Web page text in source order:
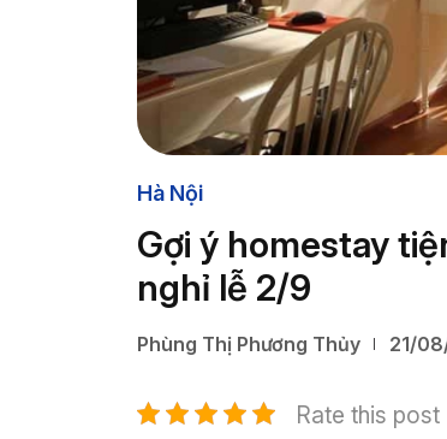
Hà Nội
Gợi ý homestay
nghỉ lễ 2/9
Phùng Thị Phương Thủy 21/
Rate this post